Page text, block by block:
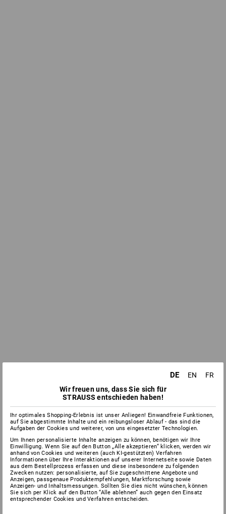
DE EN
FR
Wir freuen uns, dass Sie sich für
STRAUSS entschieden haben!
Ihr optimales Shopping-Erlebnis ist unser Anliegen! Einwandfreie Funktionen,
auf Sie abgestimmte Inhalte und ein reibungsloser Ablauf - das sind die
Aufgaben der Cookies und weiterer, von uns eingesetzter Technologien.
Um Ihnen personalisierte Inhalte anzeigen zu können, benötigen wir Ihre
Einwilligung. Wenn Sie auf den Button „Alle akzeptieren“ klicken, werden wir
anhand von Cookies und weiteren (auch KI-gestützten) Verfahren
Informationen über Ihre Interaktionen auf unserer Internetseite sowie Daten
aus dem Bestellprozess erfassen und diese insbesondere zu folgenden
Zwecken nutzen: personalisierte, auf Sie zugeschnittene Angebote und
Anzeigen, passgenaue Produktempfehlungen, Marktforschung sowie
Anzeigen- und Inhaltsmessungen. Sollten Sie dies nicht wünschen, können
Sie sich per Klick auf den Button “Alle ablehnen” auch gegen den Einsatz
entsprechender Cookies und Verfahren entscheiden.